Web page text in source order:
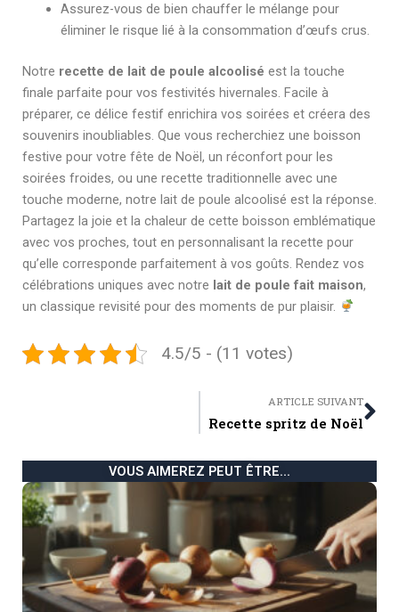
Assurez-vous de bien chauffer le mélange pour
éliminer le risque lié à la consommation d’œufs crus.
Notre recette de lait de poule alcoolisé est la touche
finale parfaite pour vos festivités hivernales. Facile à
préparer, ce délice festif enrichira vos soirées et créera des
souvenirs inoubliables. Que vous recherchiez une boisson
festive pour votre fête de Noël, un réconfort pour les
soirées froides, ou une recette traditionnelle avec une
touche moderne, notre lait de poule alcoolisé est la réponse.
Partagez la joie et la chaleur de cette boisson emblématique
avec vos proches, tout en personnalisant la recette pour
qu’elle corresponde parfaitement à vos goûts. Rendez vos
célébrations uniques avec notre lait de poule fait maison,
un classique revisité pour des moments de pur plaisir.
4.5/5 - (11 votes)
ARTICLE SUIVANT
Recette spritz de Noël
VOUS AIMEREZ PEUT ÊTRE...